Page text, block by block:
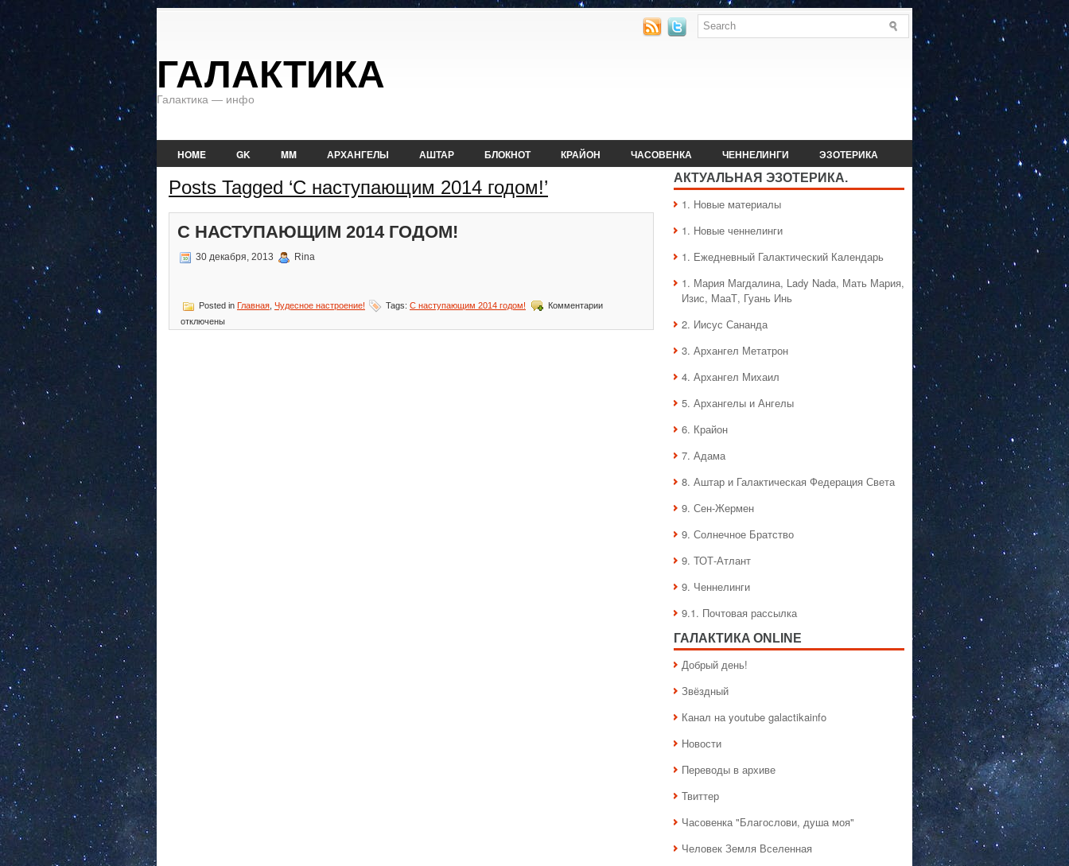
ГАЛАКТИКА
Галактика — инфо
HOME GK MM АРХАНГЕЛЫ АШТАР БЛОКНОТ КРАЙОН ЧАСОВЕНКА ЧЕННЕЛИНГИ ЭЗОТЕРИКА
Posts Tagged ‘С наступающим 2014 годом!’
С НАСТУПАЮЩИМ 2014 ГОДОМ!
30 декабря, 2013 Rina
Posted in Главная Чудесное настроение! Tags: С наступающим 2014 годом! Комментариик
С
отключены
АКТУАЛЬНАЯ ЭЗОТЕРИКА.
1. Hовые материалы
1. Hовые ченнелинги
1. Ежедневный Галактический Календарь
1. Мария Магдалина, Lady Nada, Мать Мария,
Изис, МааТ, Гуань Инь
2. Иисус Сананда
3. Архангел Метатрон
4. Архангел Михаил
5. Архангелы и Ангелы
6. Крайон
7. Адама
8. Аштар и Галактическая Федерация Света
9. Сен-Жермен
9. Солнечное Братство
9. ТОТ-Атлант
9. Ченнелинги
9.1. Почтовая рассылка
ГАЛАКТИКA ONLINE
Добрый день!
Звёздный
Канал на youtube galactikainfo
Новости
Переводы в архиве
Твиттер
Часовенка "Благослови, душа моя"
Человек Земля Вселенная